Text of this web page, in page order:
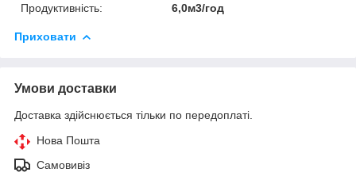
Продуктивність:
6,0м3/год
Приховати
Умови доставки
Доставка здійснюється тільки по передоплаті.
Нова Пошта
Самовивіз